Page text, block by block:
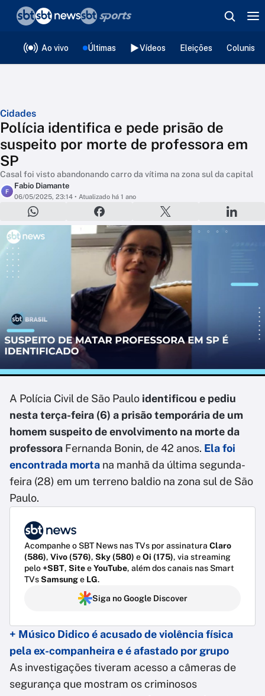
Ao vivo Últimas Vídeos Eleições
Cidades
Polícia identifica e pede prisão de
suspeito por morte de professora em
SP
Casal foi visto abandonando carro da vítima na zona sul da capital
F
Fabio Diamante
06/05/2025, 23:14 • Atualizado há 1 ano
A Polícia Civil de São Paulo identificou e pediu
nesta terça-feira (6) a prisão temporária de um
homem suspeito de envolvimento na morte da
professora Fernanda Bonin, de 42 anos. Ela foi
encontrada morta na manhã da última segunda-
feira (28) em um terreno baldio na zona sul de São
Paulo.
Acompanhe o SBT News nas TVs por assinatura Claro
(586), Vivo (576), Sky (580) eOi (175), via streaming
pelo+SBT, SiteeYouTube, além dos canais nas Smart
TVsSamsunge LG.
Siga no Google Discover
+ Músico Didico é acusado de violência física
pela ex-companheira e é afastado por grupo
As investigações tiveram acesso a câmeras de
segurança que mostram os criminosos
❮voltar
Editorias